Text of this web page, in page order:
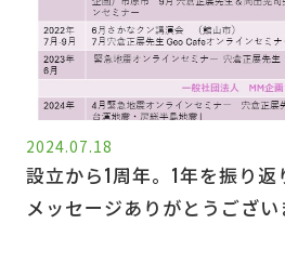
2024.07.18
設立から1周年。1年を振り
メッセージありがとうござい